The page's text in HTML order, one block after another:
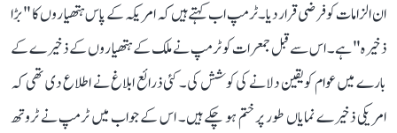
ان الزامات کو فرضی قرار دیا۔ٹرمپ اب کہتے ہیں کہ امریکہ کے پاس ہتھیاروں کا "بڑا
ذخیرہ" ہے۔ اس سے قبل جمعرات کو ٹرمپ نے ملک کے ہتھیاروں کے ذخیرے کے
بارے میں عوام کو یقین دلانے کی کوشش کی۔ کئی ذرائع ابلاغ نے اطلاع دی تھی کہ
امریکی ذخیرے نمایاں طور پر ختم ہو چکے ہیں۔ اس کے جواب میں ٹرمپ نے ٹروتھ